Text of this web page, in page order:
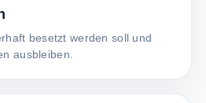
besetzt werden soll und
ausbleiben.